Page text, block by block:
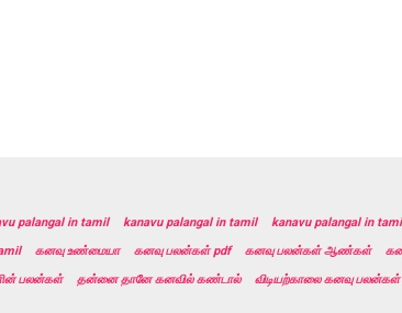
palangal in tamil kanavu palangal in tamil
kanavu palangal in
கனவு உண்மையா கனவு பலன்கள் pdf கனவு பலன்கள் ஆண்கள்
பலன்கள் தன்னை தானே கனவில் கண்டால் விடியற்காலை கனவு பலன்கள்